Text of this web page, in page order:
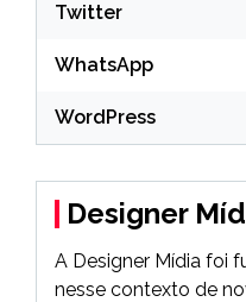
Twitter
WhatsApp
WordPress
Designer
A Designer Mídia foi
nesse contexto de